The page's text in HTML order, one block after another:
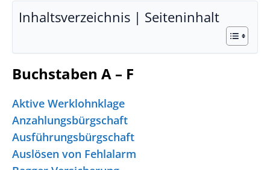
Inhaltsverzeichnis | Seiteninhalt
Buchstaben A – F
Aktive Werklohnklage
Anzahlungsbürgschaft
Ausführungsbürgschaft
Auslösen von Fehlalarm